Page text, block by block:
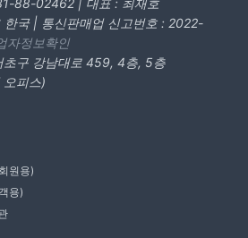
88-02462 | 대표 : 최재호
한국 | 통신판매업 신고번호 : 2022-
자정보확인
초구 강남대로 459, 4층, 5층
오피스)
원용)
용)